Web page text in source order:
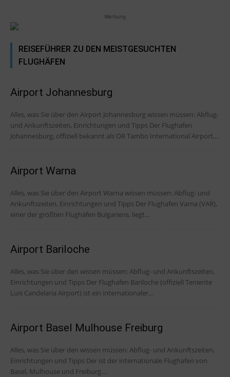
Werbung
REISEFÜHRER ZU DEN MEISTGESUCHTEN
FLUGHÄFEN
Airport Johannesburg
Alles, was Sie über den Airport Johannesburg wissen müssen: Abflug-
und Ankunftszeiten, Einrichtungen und Tipps Der Flughafen
Johannesburg, offiziell bekannt als OR Tambo International Airport,...
Airport Warna
Alles, was Sie über den Airport Warna wissen müssen: Abflug- und
Ankunftszeiten, Einrichtungen und Tipps Der Flughafen Varna (VAR),
einer der größten Flughäfen Bulgariens, liegt...
Airport Bariloche
Alles, was Sie über den wissen müssen: Abflug- und Ankunftszeiten,
Einrichtungen und Tipps Der Flughafen Bariloche (offiziell Teniente
Luis Candelaria Airport) ist ein internationaler...
Airport Basel Mulhouse Freiburg
Alles, was Sie über den wissen müssen: Abflug- und Ankunftszeiten,
Einrichtungen und Tipps Der ist der internationale Flughafen von
Basel, Mulhouse und Freiburg....